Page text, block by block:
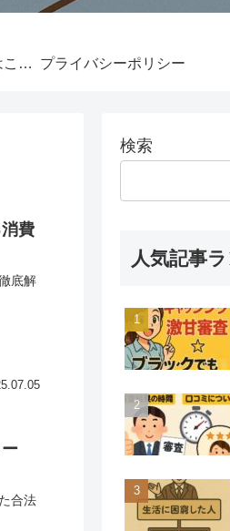
管理人へのメールはこちら プライバシーポリシー
費
底解
合法
検索
人気記事